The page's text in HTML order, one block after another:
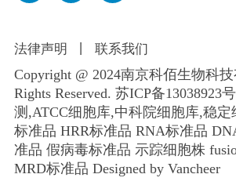
法律声明 联系我们
Copyright @ 2024南京科佰生物科
Rights Reserved. 苏ICP备13038923
测,ATCC细胞库,中科院细胞库,稳定
标准品 HRR标准品 RNA标准品
准品 假病毒标准品 示踪细胞株
MRD标准品 Designed by Vancheer